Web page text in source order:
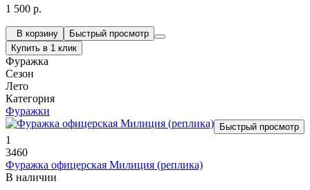
1 500 р.
В корзину
Быстрый просмотр
Купить в 1 клик
Фуражка
Сезон
Лето
Категория
Фуражки
Быстрый просмотр
1
3460
Фуражка офицерская Милиция (реплика)
В наличии